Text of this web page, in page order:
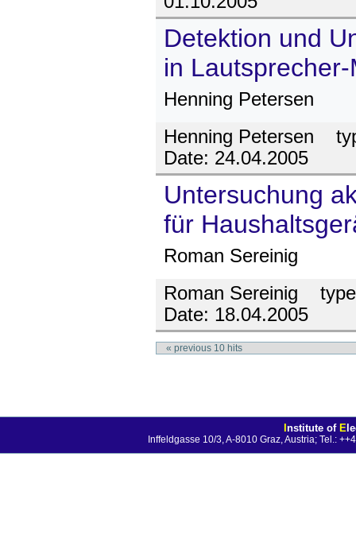
Detektion und
in
Henning Petersen
Henning Petersen
Date: 24.04.2005
Untersuchung
für
Roman Sereinig
Roman Sereinig
Date: 18.04.2005
«previous 10 hits
Institute of E
Inffeldgasse 10/3, A-8010 Graz, Austria; Tel.: